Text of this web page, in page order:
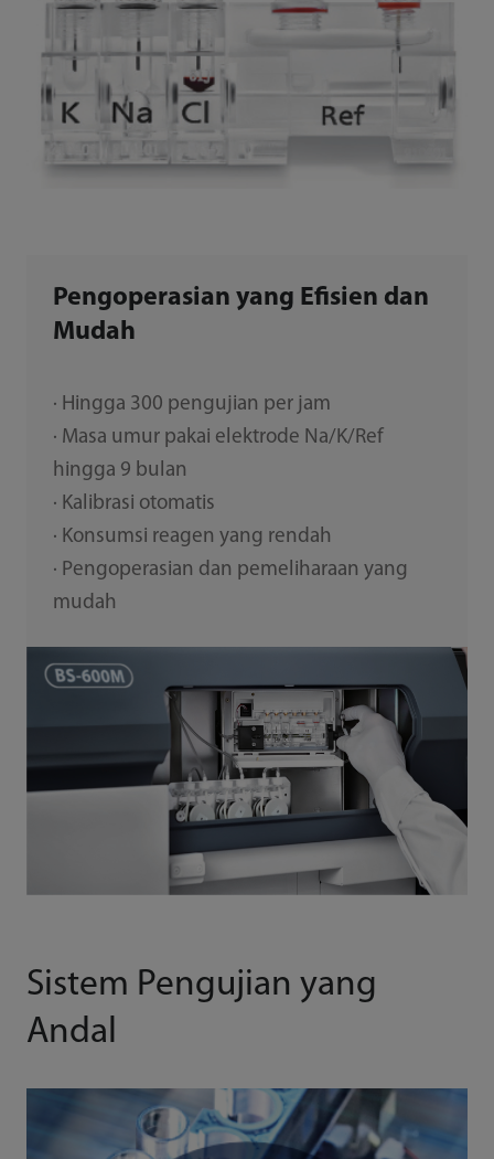
Pengoperasian yang Efisien dan
Mudah
· Hingga 300 pengujian per jam
· Masa umur pakai elektrode Na/K/Ref
hingga 9 bulan
· Kalibrasi otomatis
· Konsumsi reagen yang rendah
· Pengoperasian dan pemeliharaan yang
mudah
Sistem Pengujian yang
Andal